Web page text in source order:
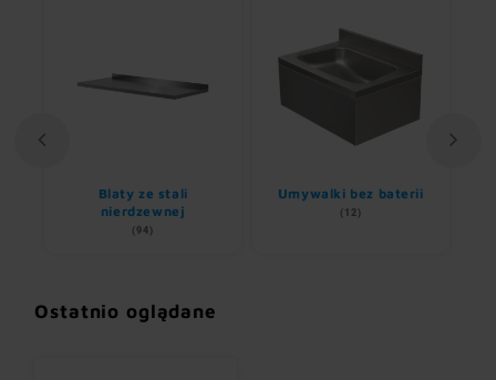
Blaty ze stali
nierdzewnej
(94)
Umywalki bez baterii
(12)
Ostatnio oglądane